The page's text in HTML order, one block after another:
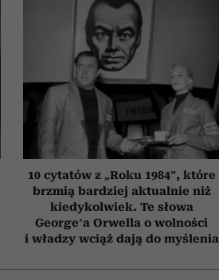
10 cytatów z „Roku 1984”, które
brzmią bardziej aktualnie niż
kiedykolwiek. Te słowa
George’a Orwella o wolności
i władzy wciąż dają do myślenia